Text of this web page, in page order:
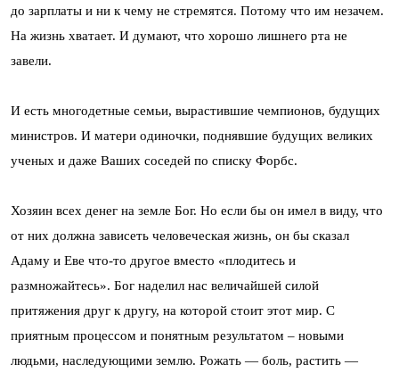
до зарплаты и ни к чему не стремятся. Потому что им незачем.
На жизнь хватает. И думают, что хорошо лишнего рта не
завели.
И есть многодетные семьи, вырастившие чемпионов, будущих
министров. И матери одиночки, поднявшие будущих великих
ученых и даже Ваших соседей по списку Форбс.
Хозяин всех денег на земле Бог. Но если бы он имел в виду, что
от них должна зависеть человеческая жизнь, он бы сказал
Адаму и Еве что-то другое вместо «плодитесь и
размножайтесь». Бог наделил нас величайшей силой
притяжения друг к другу, на которой стоит этот мир. С
приятным процессом и понятным результатом – новыми
людьми, наследующими землю. Рожать — боль, растить —